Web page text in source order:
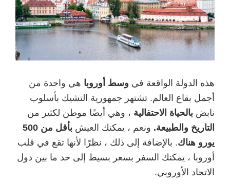
هذه الدولة الواقعة في وسط أوروبا هي واحدة من
أجمل بقاع العالم. تشتهر جمهورية التشيك بأسلوب
نابض بالحياة الاحتفالية ، وهي أيضًا موطن لكثير من
التاريخ والطبيعة. ونعم ، يمكنك العيش
بأقل من 500
يورو هناك. بالإضافة إلى ذلك ، نظرًا لأنها تقع في قلب
أوروبا ، يمكنك السفر بسعر بسيط إلى حد ما بين دول
الاتحاد الأوروبي.